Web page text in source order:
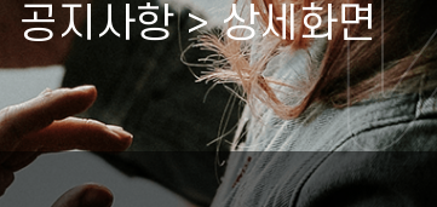
윤리·인권경영
신고센터
기부참여
찾아오시는길
문화교류
KF 글로벌 센터
한-중앙아협력포럼사무국
KF 아세안문화원
공지사항 > 상세화면